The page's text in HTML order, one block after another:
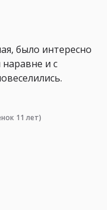
было интересно
наравне и с
11 лет)